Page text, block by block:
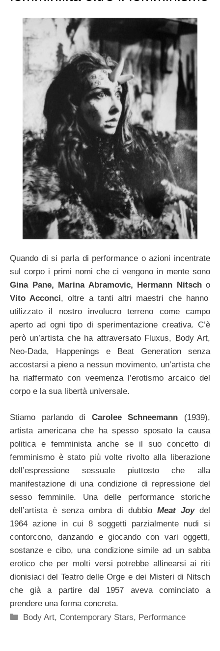
Quando di si parla di performance o azioni incentrate
sul corpo i primi nomi che ci vengono in mente sono
Gina Pane, Marina Abramovic, Hermann Nitscho
Vito Acconci, oltre a tanti altri maestri che hanno
utilizzato il nostro involucro terreno come campo
aperto ad ogni tipo di sperimentazione creativa. C’è
però un’artista che ha attraversato Fluxus, Body Art,
Neo-Dada, Happenings e Beat Generation senza
accostarsi a pieno a nessun movimento, un’artista che
ha riaffermato con veemenza l’erotismo arcaico del
corpo e la sua libertà universale.
Stiamo parlando di Carolee Schneemann (1939),
artista americana che ha spesso sposato la causa
politica e femminista anche se il suo concetto di
femminismo è stato più volte rivolto alla liberazione
dell’espressione sessuale piuttosto che alla
manifestazione di una condizione di repressione del
sesso femminile. Una delle performance storiche
dell’artista è senza ombra di dubbio Meat Joy del
1964 azione in cui 8 soggetti parzialmente nudi si
contorcono, danzando e giocando con vari oggetti,
sostanze e cibo, una condizione simile ad un sabba
erotico che per molti versi potrebbe allinearsi ai riti
dionisiaci del Teatro delle Orge e dei Misteri di Nitsch
che già a partire dal 1957 aveva cominciato a
prendere una forma concreta.
Categorie
Body Art, Contemporary Stars, Performance